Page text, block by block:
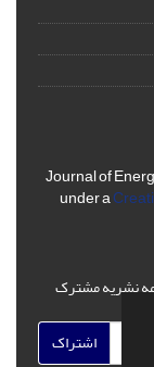
Journal of
under a
نشریه مشترک
اشتراک